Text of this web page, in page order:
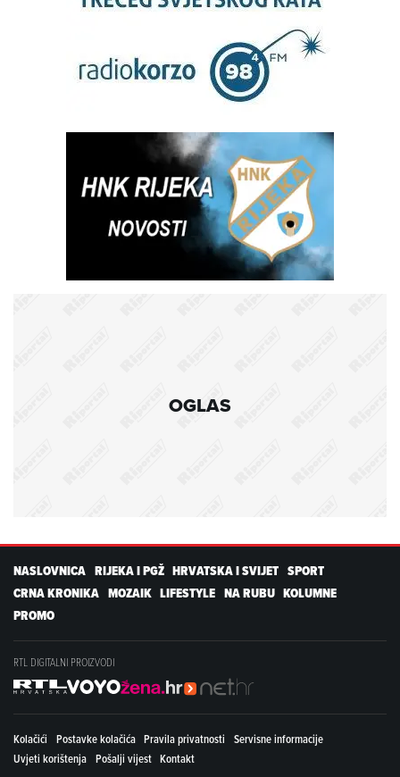
OGLAS
NASLOVNICA RIJEKA I PGŽ HRVATSKA I SVIJET SPORT
CRNA KRONIKA MOZAIK LIFESTYLE NA RUBU KOLUMNE
PROMO
RTL DIGITALNI PROIZVODI
Kolačići Postavke kolačića Pravila privatnosti
Servisne informacije
Uvjeti korištenja Pošalji vijest Kontakt